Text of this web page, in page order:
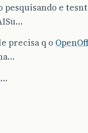
e
precisa q o